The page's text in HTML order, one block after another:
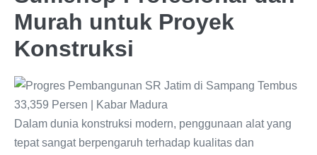
Murah untuk Proyek
Konstruksi
Dalam dunia konstruksi modern, penggunaan alat yang
tepat sangat berpengaruh terhadap kualitas dan